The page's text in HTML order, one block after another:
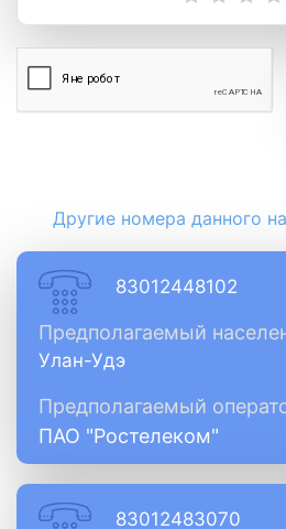
Другие номера данного
83012448102
Предполагаемый
Улан-Удэ
Предполагаемый
ПАО "Ростелеком"
83012483070